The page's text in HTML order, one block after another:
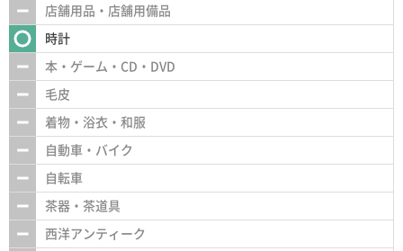
店舗用品・店舗用備品
時計
本・ゲーム・CD・DVD
毛皮
着物・浴衣・和服
自動車・バイク
自転車
茶器・茶道具
西洋アンティーク